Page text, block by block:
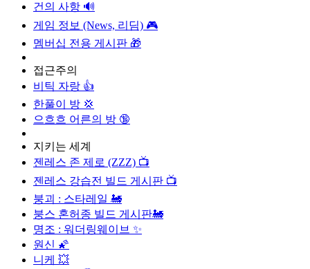
건의 사항 🔊
게임 정보 (News, 리딤) 🎮
멤버십 전용 게시판 🎁
접근주의
비틱 자랑 👍
한풀이 방 💢
으흐흐 어른의 방 🔞
지키는 세계
젠레스 존 제로 (ZZZ) 📺
젠레스 강습전 빌드 게시판 📺
붕괴 : 스타레일 🚂
붕스 혼허종 빌드 게시판🚂
명조 : 워더링웨이브 ✨
원신 🌠
니케 💥